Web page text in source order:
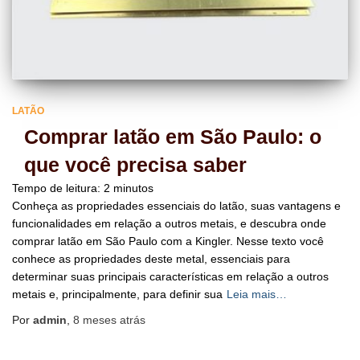
LATÃO
Comprar latão em São Paulo: o
que você precisa saber
Tempo de leitura: 2 minutos
Conheça as propriedades essenciais do latão, suas vantagens e
funcionalidades em relação a outros metais, e descubra onde
comprar latão em São Paulo com a Kingler. Nesse texto você
conhece as propriedades deste metal, essenciais para
determinar suas principais características em relação a outros
metais e, principalmente, para definir sua Leia mais…
Por admin 8 meses atrás